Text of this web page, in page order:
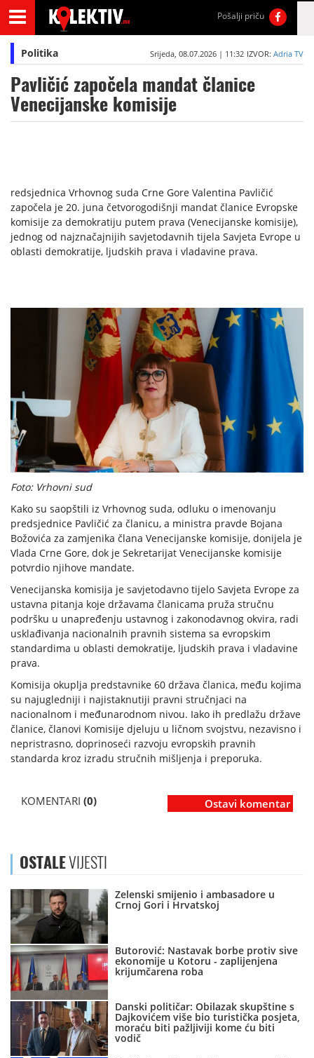
Pošalji priču
Politika Srijeda, 08.07.2026 | 11:32 IZVOR: Adria TV
Pavličić započela mandat članice
Venecijanske komisije
redsjednica Vrhovnog suda Crne Gore Valentina Pavličić
započela je 20. juna četvorogodišnji mandat članice Evropske
komisije za demokratiju putem prava (Venecijanske komisije),
jednog od najznačajnijih savjetodavnih tijela Savjeta Evrope u
oblasti demokratije, ljudskih prava i vladavine prava.
Foto: Vrhovni sud
Kako su saopštili iz Vrhovnog suda, odluku o imenovanju
predsjednice Pavličić za članicu, a ministra pravde Bojana
Božovića za zamjenika člana Venecijanske komisije, donijela je
Vlada Crne Gore, dok je Sekretarijat Venecijanske komisije
potvrdio njihove mandate.
Venecijanska komisija je savjetodavno tijelo Savjeta Evrope za
ustavna pitanja koje državama članicama pruža stručnu
podršku u unapređenju ustavnog i zakonodavnog okvira, radi
usklađivanja nacionalnih pravnih sistema sa evropskim
standardima u oblasti demokratije, ljudskih prava i vladavine
prava.
Komisija okuplja predstavnike 60 država članica, među kojima
su najugledniji i najistaknutiji pravni stručnjaci na
nacionalnom i međunarodnom nivou. Iako ih predlažu države
članice, članovi Komisije djeluju u ličnom svojstvu, nezavisno i
nepristrasno, doprinoseći razvoju evropskih pravnih
standarda kroz izradu stručnih mišljenja i preporuka.
KOMENTARI (0) Ostavi komentar
OSTALEVIJESTI
Zelenski smijenio i ambasadore u
Crnoj Gori i Hrvatskoj
Butorović: Nastavak borbe protiv sive
ekonomije u Kotoru - zaplijenjena
krijumčarena roba
Danski političar: Obilazak skupštine s
Dajkovićem više bio turistička posjeta,
moraću biti pažljiviji kome ću biti
vodič